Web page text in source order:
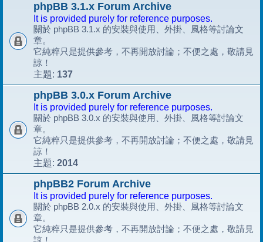
phpBB 3.1.x Forum Archive
It is provided purely for reference purposes.
關於 phpBB 3.1.x 的安裝與使用、外掛、風格等討論文
章。
它純粹只是提供參考，不再開放討論；不便之處，敬請見
諒！
主題: 137
phpBB 3.0.x Forum Archive
It is provided purely for reference purposes.
關於 phpBB 3.0.x 的安裝與使用、外掛、風格等討論文
章。
它純粹只是提供參考，不再開放討論；不便之處，敬請見
諒！
主題: 2014
phpBB2 Forum Archive
It is provided purely for reference purposes.
關於 phpBB 2.0.x 的安裝與使用、外掛、風格等討論文
章。
它純粹只是提供參考，不再開放討論；不便之處，敬請見
諒！